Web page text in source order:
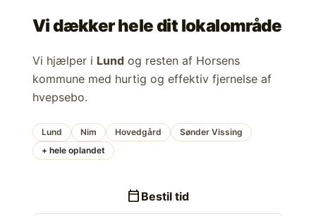
Vi dækker hele dit lokalområde
Vi hjælper i Lund og resten af Horsens
kommune med hurtig og effektiv fjernelse af
hvepsebo.
Lund Nim Hovedgård
Sønder Vissing
+ hele oplandet
calendar_today Bestil tid